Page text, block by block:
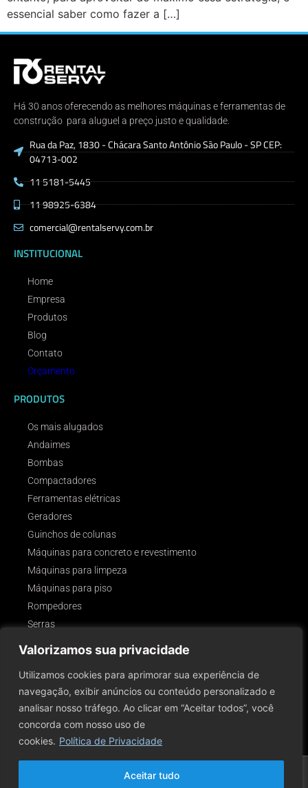
Valorizamos sua privacidade
Utilizamos cookies para aprimorar sua experiência de
navegação, exibir anúncios ou conteúdo personalizado e
analisar nosso tráfego. Ao clicar em “Aceitar todos”, você
concorda com nosso uso de
cookies. Política de Privacidade
Aceitar tudo
essencial saber como fazer a […]
Há 30 anos oferecendo as melhores máquinas e ferramentas de
construção para aluguel a preço justo e qualidade.
Rua da Paz, 1830 - Chácara Santo Antônio São Paulo - SP CEP:
04713-002
11 5181-5445
11 98925-6384
comercial@rentalservy.com.br
INSTITUCIONAL
Home
Empresa
Produtos
Blog
Contato
Orçamento
PRODUTOS
Os mais alugados
Andaimes
Bombas
Compactadores
Ferramentas elétricas
Geradores
Guinchos de colunas
Máquinas para concreto e revestimento
Máquinas para limpeza
Máquinas para piso
Rompedores
Serras
SIGA-NOS!
Ferramentas E Equipamentos Para Construção